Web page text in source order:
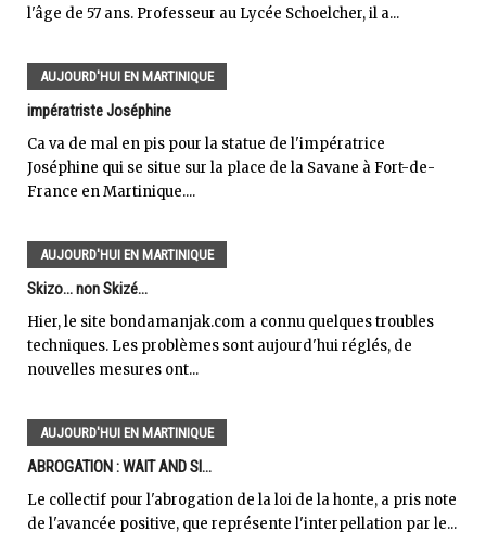
l'âge de 57 ans. Professeur au Lycée Schoelcher, il a...
AUJOURD'HUI EN MARTINIQUE
impératriste Joséphine
Ca va de mal en pis pour la statue de l'impératrice
Joséphine qui se situe sur la place de la Savane à Fort-de-
France en Martinique....
AUJOURD'HUI EN MARTINIQUE
Skizo... non Skizé...
Hier, le site bondamanjak.com a connu quelques troubles
techniques. Les problèmes sont aujourd'hui réglés, de
nouvelles mesures ont...
AUJOURD'HUI EN MARTINIQUE
ABROGATION : WAIT AND SI...
Le collectif pour l'abrogation de la loi de la honte, a pris note
de l'avancée positive, que représente l'interpellation par le...